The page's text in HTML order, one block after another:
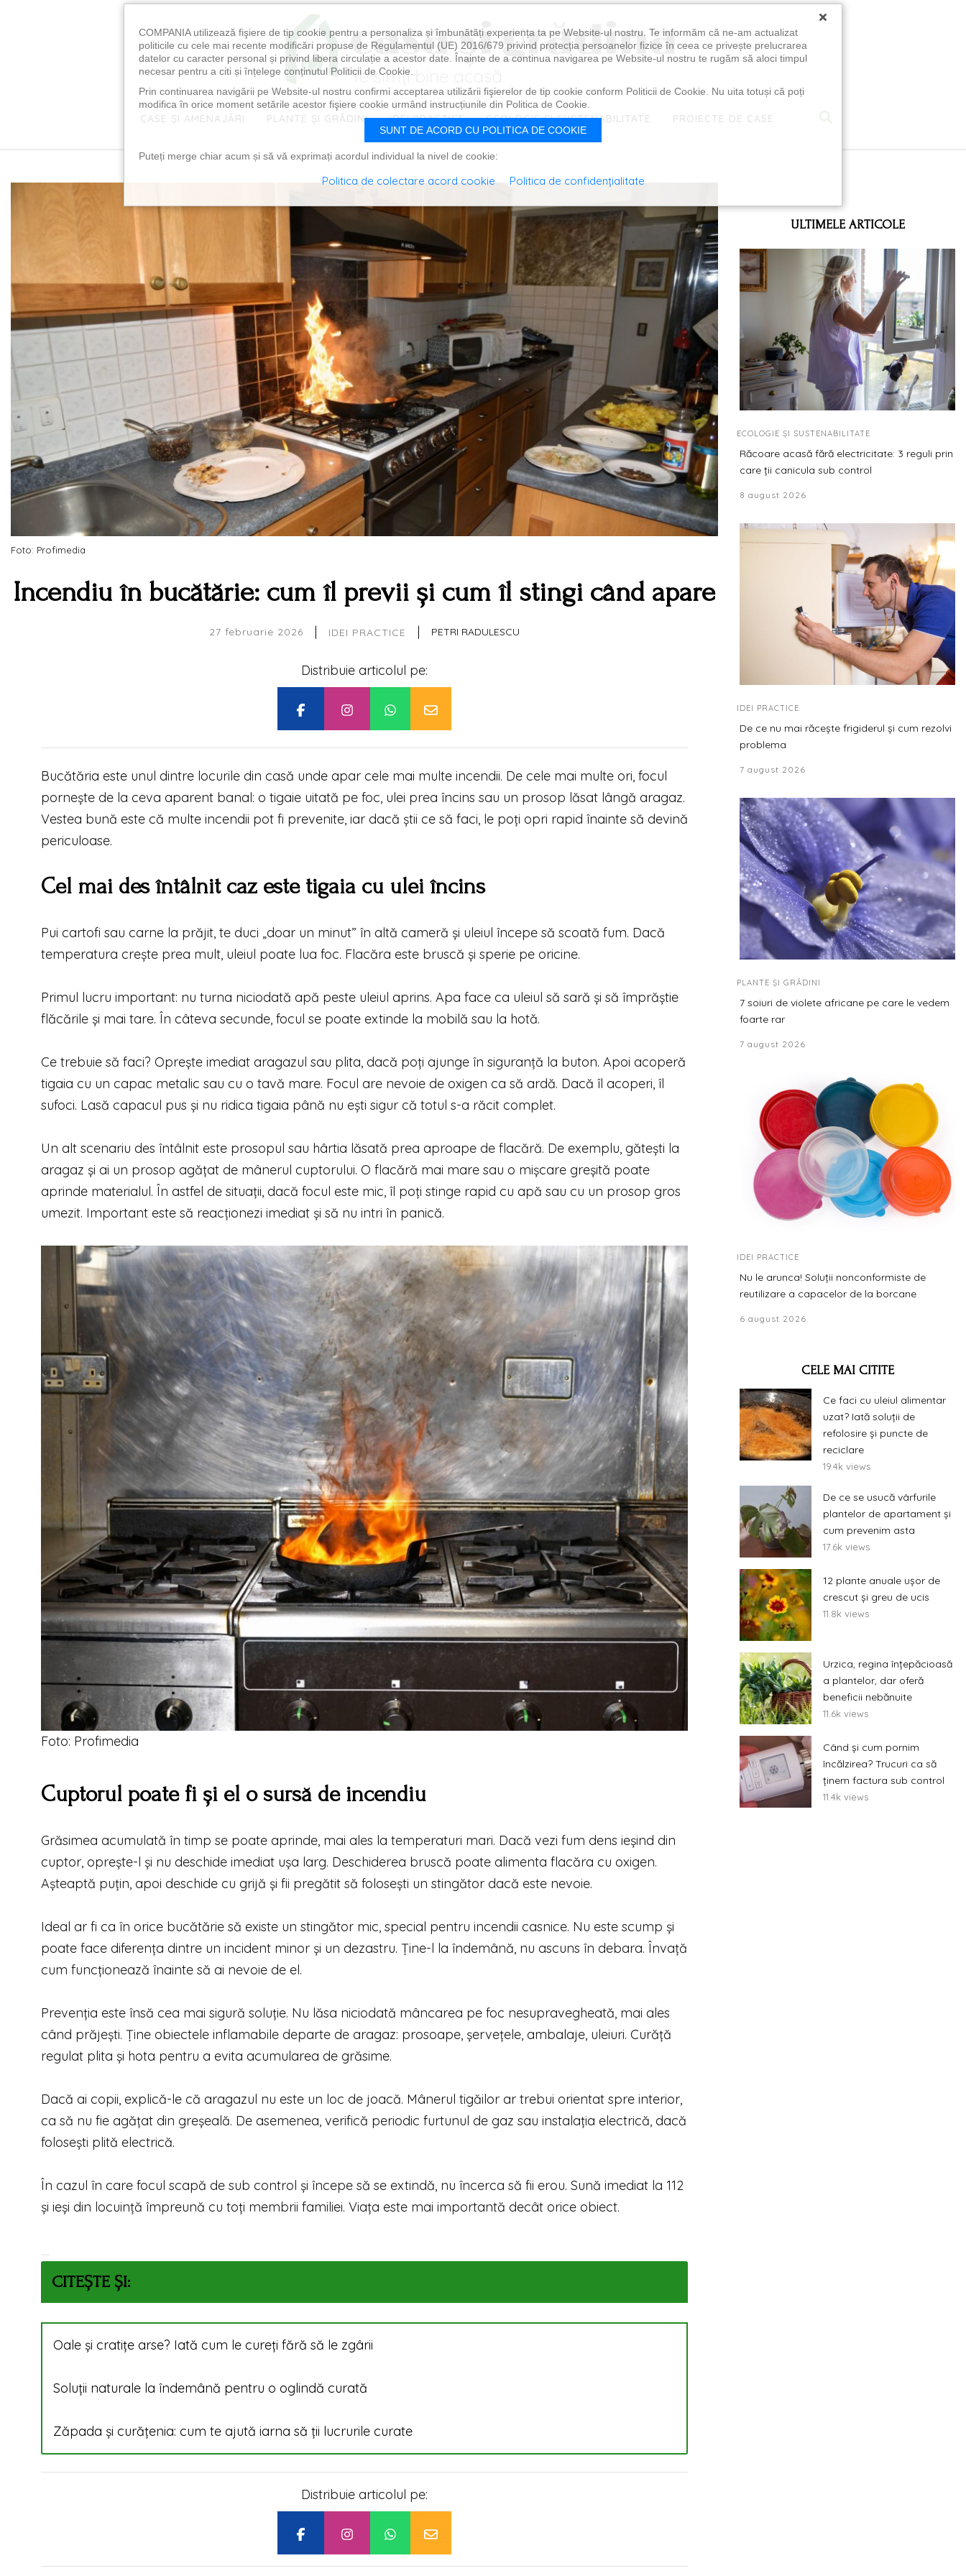
CASE ȘI AMENAJĂRI PLANTE ȘI GRĂDINI IDEI PRACTICE ECOLOGIE ȘI SUSTENABILITATE PROIECTE DE CASE
Foto: Profimedia
Incendiu în bucătărie: cum îl previi și cum îl stingi când apare
27 februarie 2026 | IDEI PRACTICE | PETRI RADULESCU
Distribuie articolul pe:
Bucătăria este unul dintre locurile din casă unde apar cele mai multe incendii. De cele mai multe ori, focul
pornește de la ceva aparent banal: o tigaie uitată pe foc, ulei prea încins sau un prosop lăsat lângă aragaz.
Vestea bună este că multe incendii pot fi prevenite, iar dacă știi ce să faci, le poți opri rapid înainte să devină
periculoase.
Cel mai des întâlnit caz este tigaia cu ulei încins
Pui cartofi sau carne la prăjit, te duci „doar un minut” în altă cameră și uleiul începe să scoată fum. Dacă
temperatura crește prea mult, uleiul poate lua foc. Flacăra este bruscă și sperie pe oricine.
Primul lucru important: nu turna niciodată apă peste uleiul aprins. Apa face ca uleiul să sară și să împrăștie
flăcările și mai tare. În câteva secunde, focul se poate extinde la mobilă sau la hotă.
Ce trebuie să faci? Oprește imediat aragazul sau plita, dacă poți ajunge în siguranță la buton. Apoi acoperă
tigaia cu un capac metalic sau cu o tavă mare. Focul are nevoie de oxigen ca să ardă. Dacă îl acoperi, îl
sufoci. Lasă capacul pus și nu ridica tigaia până nu ești sigur că totul s-a răcit complet.
Un alt scenariu des întâlnit este prosopul sau hârtia lăsată prea aproape de flacără. De exemplu, gătești la
aragaz și ai un prosop agățat de mânerul cuptorului. O flacără mai mare sau o mișcare greșită poate
aprinde materialul. În astfel de situații, dacă focul este mic, îl poți stinge rapid cu apă sau cu un prosop gros
umezit. Important este să reacționezi imediat și să nu intri în panică.
Foto: Profimedia
Cuptorul poate fi și el o sursă de incendiu
Grăsimea acumulată în timp se poate aprinde, mai ales la temperaturi mari. Dacă vezi fum dens ieșind din
cuptor, oprește-l și nu deschide imediat ușa larg. Deschiderea bruscă poate alimenta flacăra cu oxigen.
Așteaptă puțin, apoi deschide cu grijă și fii pregătit să folosești un stingător dacă este nevoie.
Ideal ar fi ca în orice bucătărie să existe un stingător mic, special pentru incendii casnice. Nu este scump și
poate face diferența dintre un incident minor și un dezastru. Ține-l la îndemână, nu ascuns în debara. Învață
cum funcționează înainte să ai nevoie de el.
Prevenția este însă cea mai sigură soluție. Nu lăsa niciodată mâncarea pe foc nesupravegheată, mai ales
când prăjești. Ține obiectele inflamabile departe de aragaz: prosoape, șervețele, ambalaje, uleiuri. Curăță
regulat plita și hota pentru a evita acumularea de grăsime.
Dacă ai copii, explică-le că aragazul nu este un loc de joacă. Mânerul tigăilor ar trebui orientat spre interior,
ca să nu fie agățat din greșeală. De asemenea, verifică periodic furtunul de gaz sau instalația electrică, dacă
folosești plită electrică.
În cazul în care focul scapă de sub control și începe să se extindă, nu încerca să fii erou. Sună imediat la 112
și ieși din locuință împreună cu toți membrii familiei. Viața este mai importantă decât orice obiect.
CITEȘTE ȘI:
Oale și cratițe arse? Iată cum le cureți fără să le zgârii
Soluții naturale la îndemână pentru o oglindă curată
Zăpada și curățenia: cum te ajută iarna să ții lucrurile curate
Distribuie articolul pe:
ULTIMELE ARTICOLE
ECOLOGIE ȘI SUSTENABILITATE
Răcoare acasă fără electricitate: 3 reguli prin
care ții canicula sub control
8 august 2026
IDEI PRACTICE
De ce nu mai răcește frigiderul și cum rezolvi
problema
7 august 2026
PLANTE ȘI GRĂDINI
7 soiuri de violete africane pe care le vedem
foarte rar
7 august 2026
IDEI PRACTICE
Nu le arunca! Soluții nonconformiste de
reutilizare a capacelor de la borcane
6 august 2026
CELE MAI CITITE
Ce faci cu uleiul alimentar
uzat? Iată soluții de
refolosire și puncte de
reciclare
19.4k views
De ce se usucă vârfurile
plantelor de apartament și
cum prevenim asta
17.6k views
12 plante anuale ușor de
crescut și greu de ucis
11.8k views
Urzica, regina înțepăcioasă
a plantelor, dar oferă
beneficii nebănuite
11.6k views
Când și cum pornim
încălzirea? Trucuri ca să
ținem factura sub control
11.4k views
×
COMPANIA utilizează fişiere de tip cookie pentru a personaliza și îmbunătăți experiența ta pe Website-ul nostru. Te informăm că ne-am actualizat
politicile cu cele mai recente modificări propuse de Regulamentul (UE) 2016/679 privind protecția persoanelor fizice în ceea ce privește prelucrarea
datelor cu caracter personal și privind libera circulație a acestor date. Înainte de a continua navigarea pe Website-ul nostru te rugăm să aloci timpul
necesar pentru a citi și înțelege conținutul Politicii de Cookie.
Prin continuarea navigării pe Website-ul nostru confirmi acceptarea utilizării fişierelor de tip cookie conform Politicii de Cookie. Nu uita totuși că poți
modifica în orice moment setările acestor fişiere cookie urmând instrucțiunile din Politica de Cookie.
SUNT DE ACORD CU POLITICA DE COOKIE
Puteți merge chiar acum și să vă exprimați acordul individual la nivel de cookie:
Politica de colectare acord cookie Politica de confidențialitate